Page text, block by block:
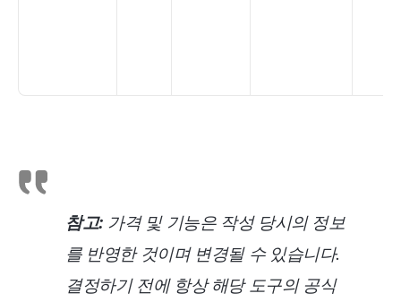
참고: 가격 및 기능은 작성 당시의 정보
를 반영한 것이며 변경될 수 있습니다.
결정하기 전에 항상 해당 도구의 공식